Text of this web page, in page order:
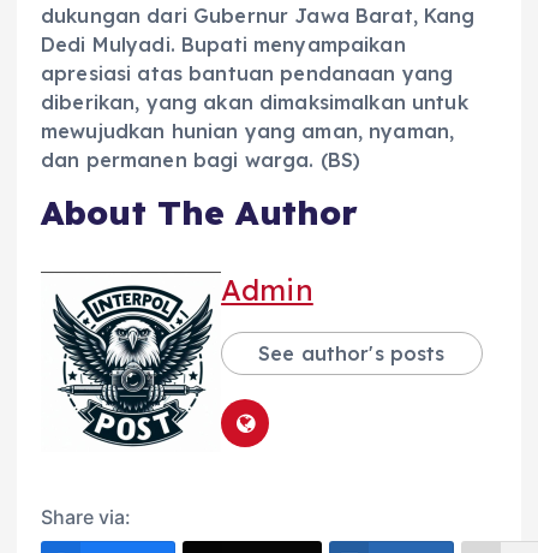
dukungan dari Gubernur Jawa Barat, Kang
Dedi Mulyadi. Bupati menyampaikan
apresiasi atas bantuan pendanaan yang
diberikan, yang akan dimaksimalkan untuk
mewujudkan hunian yang aman, nyaman,
dan permanen bagi warga. (BS)
About The Author
Admin
See author's posts
Share via: